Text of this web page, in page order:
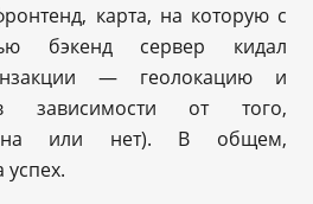
карта, на которую с
бэкенд сервер кидал
— геолокацию и
зависимости от того,
она или нет). В общем,